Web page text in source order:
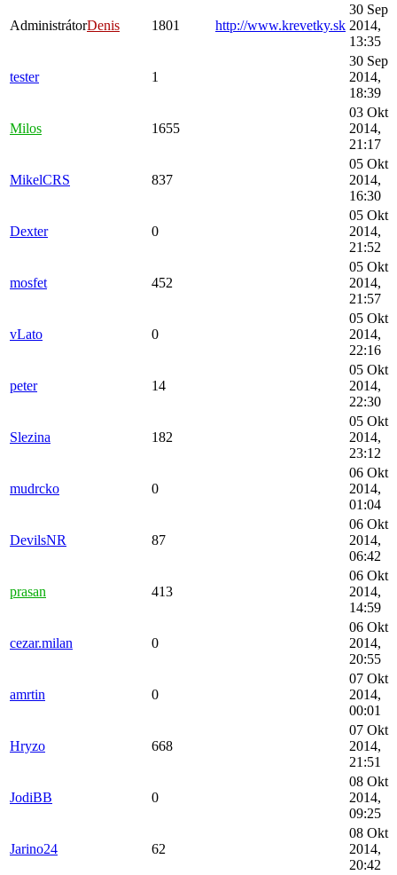
AdministrátorDenis 1801 http://www.krevetky.sk
30 Sep
2014,
13:35
tester 1
30 Sep
2014,
18:39
Milos 1655
03 Okt
2014,
21:17
MikelCRS 837
05 Okt
2014,
16:30
Dexter 0
05 Okt
2014,
21:52
mosfet 452
05 Okt
2014,
21:57
vLato 0
05 Okt
2014,
22:16
peter 14
05 Okt
2014,
22:30
Slezina 182
05 Okt
2014,
23:12
mudrcko 0
06 Okt
2014,
01:04
DevilsNR 87
06 Okt
2014,
06:42
prasan 413
06 Okt
2014,
14:59
cezar.milan 0
06 Okt
2014,
20:55
amrtin 0
07 Okt
2014,
00:01
Hryzo 668
07 Okt
2014,
21:51
JodiBB 0
08 Okt
2014,
09:25
Jarino24 62
08 Okt
2014,
20:42